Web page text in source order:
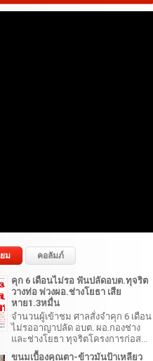
ม คอลัมภ์
คุก 6 เดือนไม่รอ ฟันปลัดอบต.ทุจริต
วางท่อ พ่วงผอ.ช่างโยธา เสีย
หาย1.3หมื่น
จำนวนผู้เข้าชม ศาลสั่งจำคุก 6 เดือน
ไม่รออาญาปลัด อบต. ผอ.กองช่าง
และช่างโยธา ทุจริตโครงการก่อส...
ขนมเบื้องคุณตา-ข้าวมันป้าเหลียว